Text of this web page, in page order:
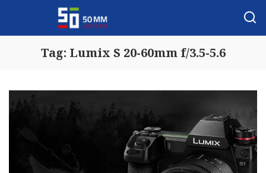
Tag: Lumix S 20-60mm f/3.5-5.6